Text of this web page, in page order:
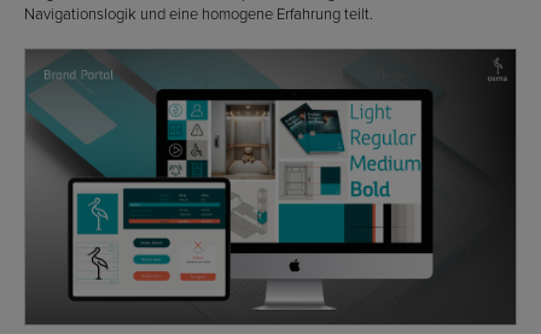
Navigationslogik und eine homogene Erfahrung teilt.